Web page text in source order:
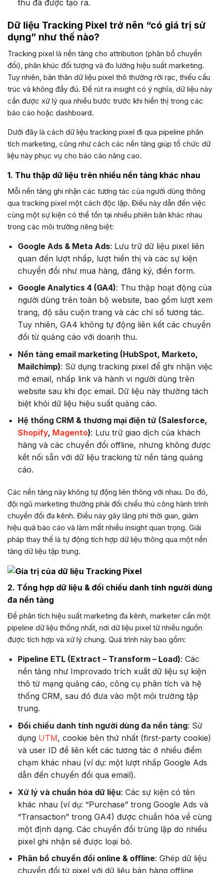
thu đã được tạo ra.
Dữ liệu Tracking Pixel trở nên “có giá trị sử
dụng” như thế nào?
Tracking pixel là nền tảng cho attribution (phân bổ chuyển
đổi), phân khúc đối tượng và đo lường hiệu suất marketing.
Tuy nhiên, bản thân dữ liệu pixel thô thường rời rạc, thiếu cấu
trúc và không đầy đủ. Để rút ra insight có ý nghĩa, dữ liệu này
cần được xử lý qua nhiều bước trước khi hiển thị trong các
báo cáo hoặc dashboard.
Dưới đây là cách dữ liệu tracking pixel đi qua pipeline phân
tích marketing, cũng như cách các nền tảng giúp tổ chức dữ
liệu này phục vụ cho báo cáo nâng cao.
1. Thu thập dữ liệu trên nhiều nền tảng khác nhau
Mỗi nền tảng ghi nhận các tương tác của người dùng thông
qua tracking pixel một cách độc lập. Điều này dẫn đến việc
cùng một sự kiện có thể tồn tại nhiều phiên bản khác nhau
trong các môi trường riêng biệt:
Google Ads & Meta Ads: Lưu trữ dữ liệu pixel liên
quan đến lượt nhấp, lượt hiển thị và các sự kiện
chuyển đổi như mua hàng, đăng ký, điền form.
Google Analytics 4 (GA4): Thu thập hoạt động của
người dùng trên toàn bộ website, bao gồm lượt xem
trang, độ sâu cuộn trang và các chỉ số tương tác.
Tuy nhiên, GA4 không tự động liên kết các chuyển
đổi từ quảng cáo với doanh thu.
Nền tảng email marketing (HubSpot, Marketo,
Mailchimp): Sử dụng tracking pixel để ghi nhận việc
mở email, nhấp link và hành vi người dùng trên
website sau khi đọc email. Dữ liệu này thường tách
biệt khỏi dữ liệu hiệu suất quảng cáo.
Hệ thống CRM & thương mại điện tử (Salesforce,
Shopify, Magento): Lưu trữ giao dịch của khách
hàng và các chuyển đổi offline, nhưng không được
kết nối sẵn với dữ liệu tracking từ nền tảng quảng
cáo.
Các nền tảng này không tự động liên thông với nhau. Do đó,
đội ngũ marketing thường phải đối chiếu thủ công hành trình
chuyển đổi đa kênh. Điều này gây lãng phí thời gian, giảm
hiệu quả báo cáo và làm mất nhiều insight quan trọng. Giải
pháp thay thế là tự động tích hợp dữ liệu thông qua một nền
tảng dữ liệu tập trung.
2. Tổng hợp dữ liệu & đối chiếu danh tính người dùng
đa nền tảng
Để phân tích hiệu suất marketing đa kênh, marketer cần một
pipeline dữ liệu thống nhất, nơi dữ liệu pixel từ nhiều nguồn
được tích hợp và xử lý chung. Quá trình này bao gồm:
Pipeline ETL (Extract – Transform – Load): Các
nền tảng như Improvado trích xuất dữ liệu sự kiện
thô từ mạng quảng cáo, công cụ phân tích và hệ
thống CRM, sau đó đưa vào một môi trường tập
trung.
Đối chiếu danh tính người dùng đa nền tảng: Sử
dụng UTM, cookie bên thứ nhất (first-party cookie)
và user ID để liên kết các tương tác ở nhiều điểm
chạm khác nhau (ví dụ: một lượt nhấp Google Ads
dẫn đến chuyển đổi qua email).
Xử lý và chuẩn hóa dữ liệu: Các sự kiện có tên
khác nhau (ví dụ: “Purchase” trong Google Ads và
“Transaction” trong GA4) được chuẩn hóa về cùng
một định dạng. Các chuyển đổi trùng lặp do nhiều
pixel ghi nhận sẽ được loại bỏ.
Phân bổ chuyển đổi online & offline: Ghép dữ liệu
chuyển đổi từ pixel với dữ liệu bán hàng offline